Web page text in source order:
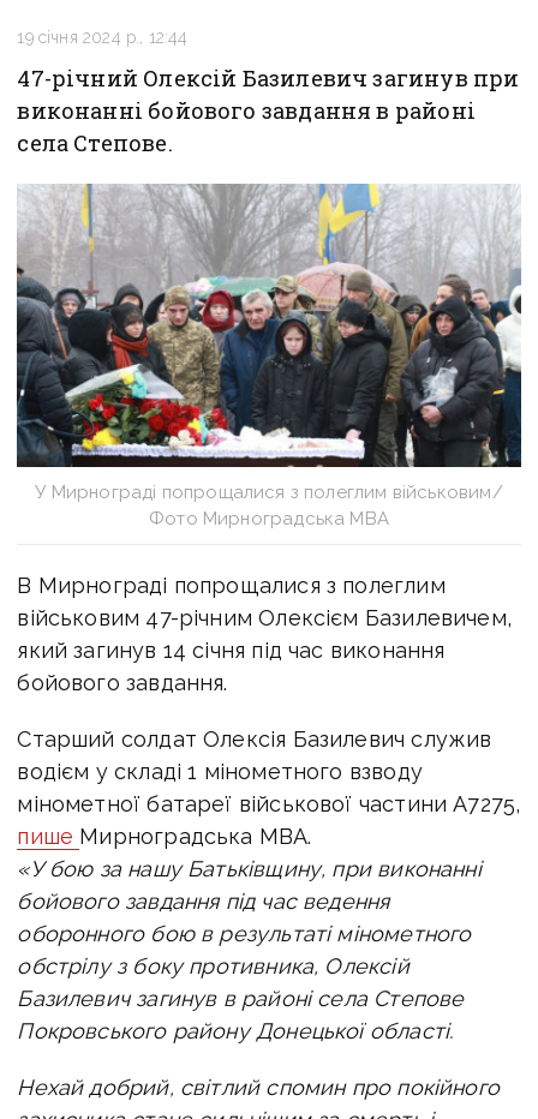
19 січня 2024 р., 12:44
47-річний Олексій Базилевич загинув при
виконанні бойового завдання в районі
села Степове.
У Мирнограді попрощалися з полеглим військовим/
Фото Мирноградська МВА
В Мирнограді попрощалися з полеглим
військовим 47-річним Олексієм Базилевичем,
який загинув 14 січня під час виконання
бойового завдання.
Старший солдат Олексія Базилевич служив
водієм у складі 1 мінометного взводу
мінометної батареї військової частини А7275,
пише Мирноградська МВА.
«У бою за нашу Батьківщину, при виконанні
бойового завдання під час ведення
оборонного бою в результаті мінометного
обстрілу з боку противника, Олексій
Базилевич загинув в районі села Степове
Покровського району Донецької області.
Нехай добрий, світлий спомин про покійного